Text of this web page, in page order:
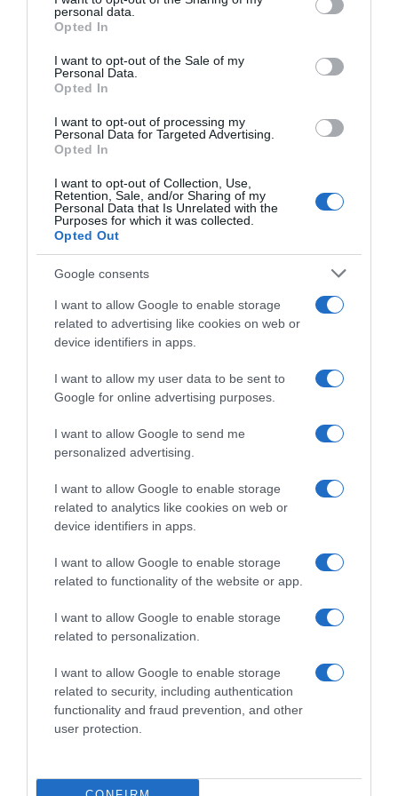
grant or deny consent to Google and its third-party tags to
use your data for below specified purposes in below Google
consent section.
personal data.
Opted In
I want to opt-out of the Sale of my
Personal Data.
Opted In
I want to opt-out of processing my
Personal Data for Targeted Advertising.
Opted In
I want to opt-out of Collection, Use,
Retention, Sale, and/or Sharing of my
Personal Data that Is Unrelated with the
Purposes for which it was collected.
Opted Out
Google consents
I want to allow Google to enable storage
related to advertising like cookies on web or
device identifiers in apps.
I want to allow my user data to be sent to
Google for online advertising purposes.
I want to allow Google to send me
personalized advertising.
I want to allow Google to enable storage
related to analytics like cookies on web or
device identifiers in apps.
I want to allow Google to enable storage
related to functionality of the website or app.
I want to allow Google to enable storage
related to personalization.
I want to allow Google to enable storage
related to security, including authentication
functionality and fraud prevention, and other
user protection.
σταθμευμένο όχημα και εγκαταλείπει το
σημείο (βίντεο)
Ταλαιπωρία για επιβάτες στο αεροδρόμιο
“Μακεδονία” – Ακυρώθηκε πτήση λόγω…
πτηνού σε κινητήρα αεροπλάνου
Γουδί: Νεκρή 53χρονη που έπεσε από τον
5ο όροφο πολυκατοικίας στον ακάλυπτο
Παγκόσμιο Κ20: Ασημένιο μετάλλιο στο
μήκος για την Έβελυν Μητροπούλου – Το
άλμα των 6,44 μέτρων που την ανέβασε
στο βάθρο
Ακολούθησε το debater.gr στο
και μάθετε πρώτοι όλες τις ειδήσεις
Share
ΑΣΤΥΝΟΜΙΑ ΑΤΤΙΚΗ
ΕΛΑΣ
ΕΛΛΗΝΙΚΗ ΑΣΤΥΝΟΜΙΑ
ΝΑΡΚΩΤΙΚΑ